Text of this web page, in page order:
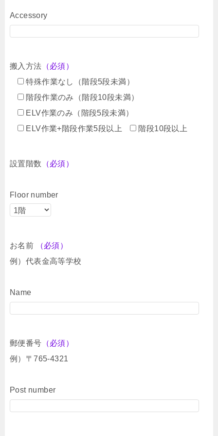
Accessory
搬入方法 （必須）
特殊作業なし（階段5段未満）
階段作業のみ（階段10段未満）
ELV作業のみ（階段5段未満）
ELV作業+階段作業5段以上
階段10段以上
設置階数 （必須）
Floor number
お名前
（必須）
例）代表金高等学校
Name
郵便番号 （必須）
例）〒765-4321
Post number